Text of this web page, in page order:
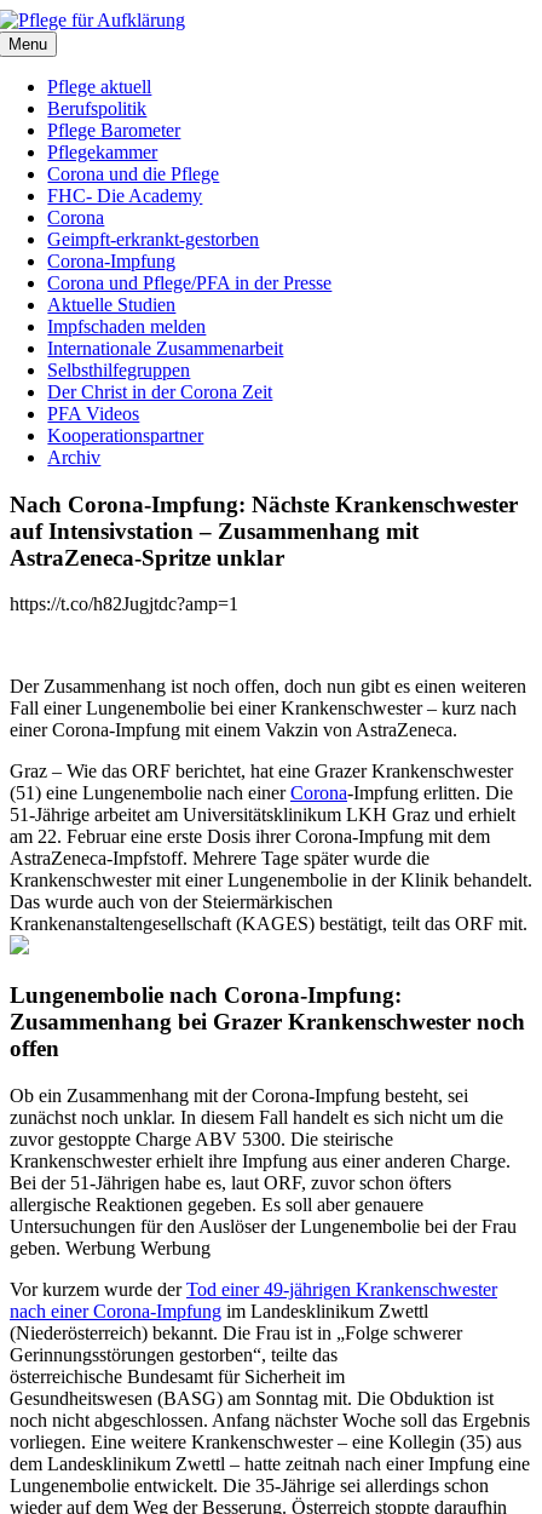
Zum
Inhalt
springen
Menu
Pflege aktuell
Berufspolitik
Pflege Barometer
Pflegekammer
Corona und die Pflege
FHC- Die Academy
Corona
Geimpft-erkrankt-gestorben
Corona-Impfung
Corona und Pflege/PFA in der Presse
Aktuelle Studien
Impfschaden melden
Internationale Zusammenarbeit
Selbsthilfegruppen
Der Christ in der Corona Zeit
PFA Videos
Kooperationspartner
Archiv
Nach Corona-Impfung: Nächste Krankenschwester
auf Intensivstation – Zusammenhang mit
AstraZeneca-Spritze unklar
https://t.co/h82Jugjtdc?amp=1
Der Zusammenhang ist noch offen, doch nun gibt es einen weiteren
Fall einer Lungenembolie bei einer Krankenschwester – kurz nach
einer Corona-Impfung mit einem Vakzin von AstraZeneca.
Graz – Wie das ORF berichtet, hat eine Grazer Krankenschwester
(51) eine Lungenembolie nach einerCorona-Impfung erlitten. Die
51-Jährige arbeitet am Universitätsklinikum LKH Graz und erhielt
am 22. Februar eine erste Dosis ihrer Corona-Impfung mit dem
AstraZeneca-Impfstoff. Mehrere Tage später wurde die
Krankenschwester mit einer Lungenembolie in der Klinik behandelt.
Das wurde auch von der Steiermärkischen
Krankenanstaltengesellschaft (KAGES) bestätigt, teilt das ORF mit.
Lungenembolie nach Corona-Impfung:
Zusammenhang bei Grazer Krankenschwester noch
offen
Ob ein Zusammenhang mit der Corona-Impfung besteht, sei
zunächst noch unklar. In diesem Fall handelt es sich nicht um die
zuvor gestoppte Charge ABV 5300. Die steirische
Krankenschwester erhielt ihre Impfung aus einer anderen Charge.
Bei der 51-Jährigen habe es, laut ORF, zuvor schon öfters
allergische Reaktionen gegeben. Es soll aber genauere
Untersuchungen für den Auslöser der Lungenembolie bei der Frau
geben. Werbung Werbung
Vor kurzem wurde derTod einer 49-jährigen Krankenschwester
nach einer Corona-Impfung im Landesklinikum Zwettl
(Niederösterreich) bekannt. Die Frau ist in „Folge schwerer
Gerinnungsstörungen gestorben“, teilte das
österreichische Bundesamt für Sicherheit im
Gesundheitswesen (BASG) am Sonntag mit. Die Obduktion ist
noch nicht abgeschlossen. Anfang nächster Woche soll das Ergebnis
vorliegen. Eine weitere Krankenschwester – eine Kollegin (35) aus
dem Landesklinikum Zwettl – hatte zeitnah nach einer Impfung eine
Lungenembolie entwickelt. Die 35-Jährige sei allerdings schon
wieder auf dem Weg der Besserung. Österreich stoppte daraufhin